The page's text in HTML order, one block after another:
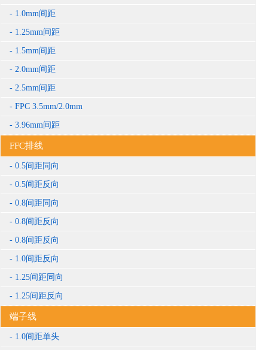
1.0mm间距
1.25mm间距
1.5mm间距
2.0mm间距
2.5mm间距
FPC 3.5mm/2.0mm
3.96mm间距
FFC排线
0.5间距同向
0.5间距反向
0.8间距同向
0.8间距反向
0.8间距反向
1.0间距反向
1.25间距同向
1.25间距反向
端子线
1.0间距单头